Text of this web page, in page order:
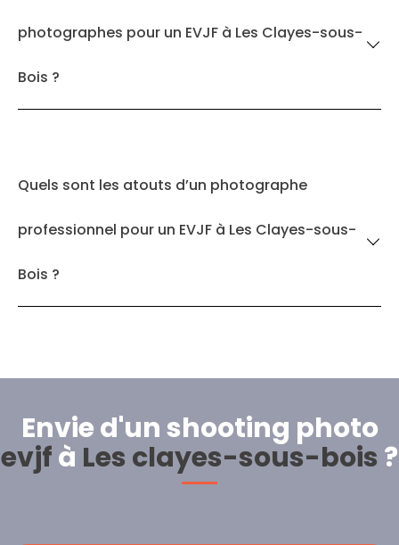
photographes pour un EVJF à Les Clayes-sous-
Bois ?
Quels sont les atouts d’un photographe
professionnel pour un EVJF à Les Clayes-sous-
Bois ?
Envie d'un shooting photo
evjfà Les clayes-sous-bois ?